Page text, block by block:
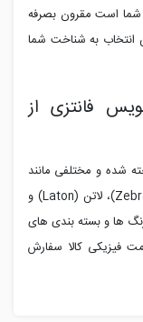
شما است مقرون بصرفه
انتخاب به شناخت شما
فانتزی از
شده و مختلفی مانند
)، لاتن (Laton) و
ها و بسته بندی های
فیزیکی کالا سفارش